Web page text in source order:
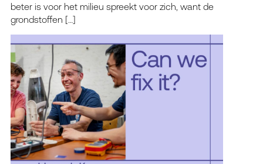
beter is voor het milieu spreekt voor zich, want de
grondstoffen […]